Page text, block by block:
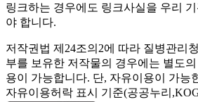
링크하는 경우에도 링크사실을 우리
야 합니다.
저작권법 제24조의2에 따라 질병관리
부를 보유한 저작물의 경우에는 별도의
용이 가능합니다. 단, 자유이용이 가능
자유이용허락 표시 기준(공공누리